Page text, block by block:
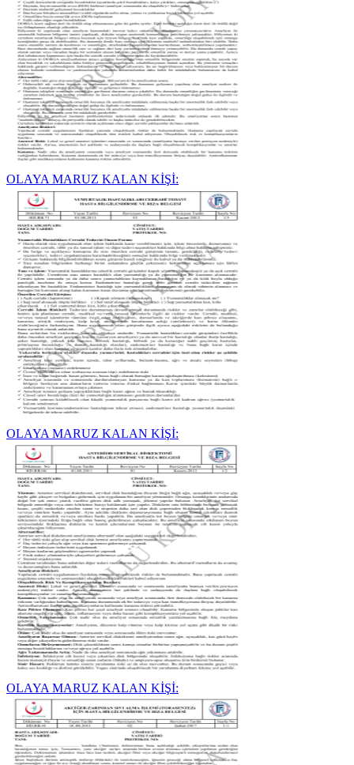
OLAYA MARUZ KALAN KİŞİ:
OLAYA MARUZ KALAN KİŞİ:
OLAYA MARUZ KALAN KİŞİ: